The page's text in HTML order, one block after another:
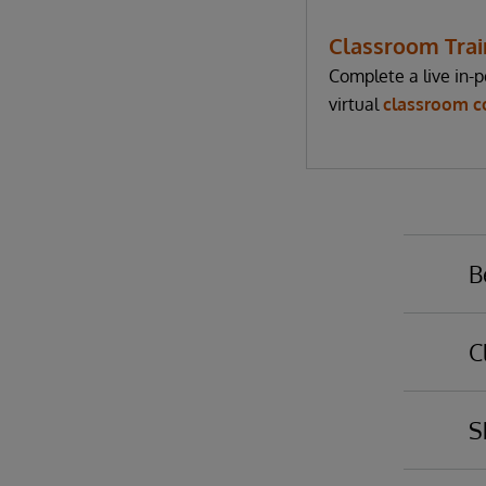
Classroom
Complete a live in-
virtual classroom